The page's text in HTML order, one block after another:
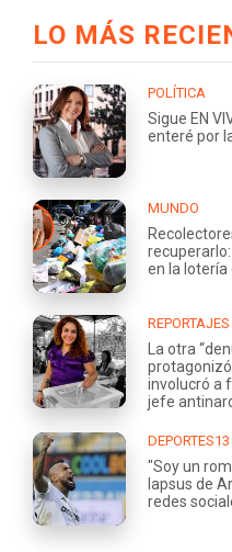
LO MÁS
POLÍTICA
Sigue EN
enteré por
MUNDO
en la lotería
La otra
protagonizó
involucró a
jefe
DEPORTES13
"Soy un
lapsus de
redes